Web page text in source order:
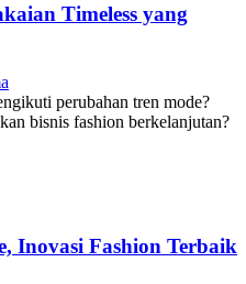
Timeless yang
perubahan tren mode?
bisnis fashion berkelanjutan?
Inovasi Fashion Terbaik